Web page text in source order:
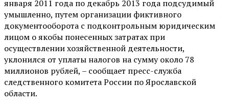
января 2011 года по декабрь 2013 года подсудимый
умышленно, путем организации фиктивного
документооборота с подконтрольным юридическим
лицом о якобы понесенных затратах при
осуществлении хозяйственной деятельности,
уклонился от уплаты налогов на сумму около 78
миллионов рублей, – сообщает пресс-служба
следственного комитета России по Ярославской
области.